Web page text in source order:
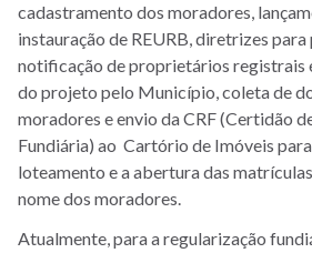
cadastramento dos moradores,
instauração de REURB, diretrizes
notificação de proprietários registrais
do projeto pelo Município, coleta de
moradores e envio da CRF (Certidão
Fundiária) ao Cartório de Imóveis
loteamento e a abertura das
nome dos moradores.
Atualmente, para a regularização